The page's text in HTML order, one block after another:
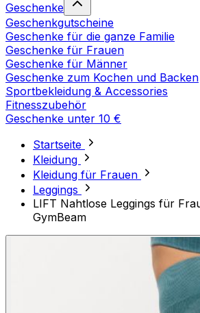
Geschenke
Geschenkgutscheine
Geschenke für die ganze Familie
Geschenke für Frauen
Geschenke für Männer
Geschenke zum Kochen und Backen
Sportbekleidung & Accessories
Fitnesszubehör
Geschenke unter 10 €
Startseite
Kleidung
Kleidung für Frauen
Leggings
LIFT Nahtlose Leggings für
GymBeam